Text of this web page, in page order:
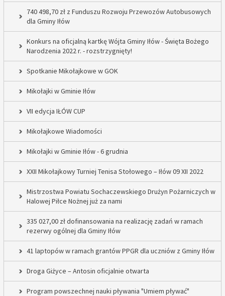
740 498,70 zł z Funduszu Rozwoju Przewozów Autobusowych
dla Gminy Iłów
Konkurs na oficjalną kartkę Wójta Gminy Iłów - Święta Bożego
Narodzenia 2022 r. - rozstrzygnięty!
Spotkanie Mikołajkowe w GOK
Mikołajki w Gminie Iłów
VII edycja IŁÓW CUP
Mikołajkowe Wiadomości
Mikołajki w Gminie Iłów - 6 grudnia
XXII Mikołajkowy Turniej Tenisa Stołowego – Iłów 09 XII 2022
Mistrzostwa Powiatu Sochaczewskiego Drużyn Pożarniczych w
Halowej Piłce Nożnej już za nami
335 027,00 zł dofinansowania na realizację zadań w ramach
rezerwy ogólnej dla Gminy Iłów
41 laptopów w ramach grantów PPGR dla uczniów z Gminy Iłów
Droga Giżyce – Antosin oficjalnie otwarta
Program powszechnej nauki pływania "Umiem pływać"